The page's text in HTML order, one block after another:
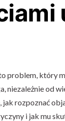
problem, który
niezależnie od
jak rozpoznać
i jak mu